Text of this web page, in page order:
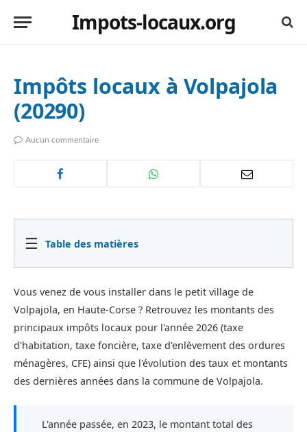
Impots-locaux.org
Impôts locaux à Volpajola
(20290)
Aucun commentaire
☰ Table des matières
Vous venez de vous installer dans le petit village de
Volpajola, en Haute-Corse ? Retrouvez les montants des
principaux impôts locaux pour l'année 2026 (taxe
d'habitation, taxe foncière, taxe d'enlèvement des ordures
ménagères, CFE) ainsi que l'évolution des taux et montants
des dernières années dans la commune de Volpajola.
L'année passée, en 2023, le montant total des